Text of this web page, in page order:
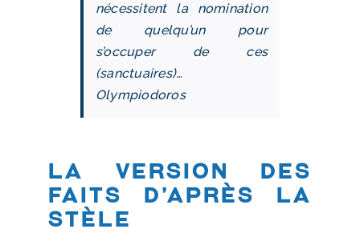
nécessitent la nomination
de quelqu’un pour
s’occuper de ces
(sanctuaires)…
Olympiodoros
La version des
faits d’après la
stèle